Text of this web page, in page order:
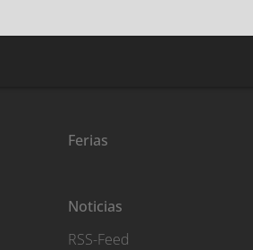
Ferias
Noticias
RSS-Feed